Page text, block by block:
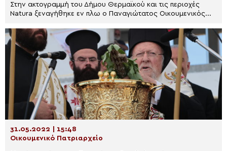
Στην ακτογραμμή του Δήμου Θερμαϊκού και τις περιοχές
Natura ξεναγήθηκε εν πλω ο Παναγιώτατος Οικουμενικός...
31.05.2022 | 15:48
Οικουμενικό Πατριαρχείο